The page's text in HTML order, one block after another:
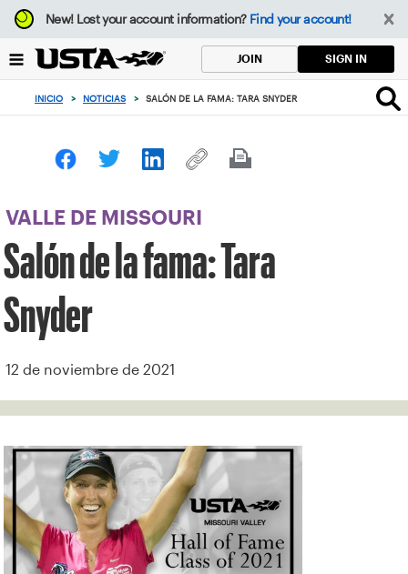
Enfoque
desde
botón
volver
principio
New!Lost your account information? Find your account!
JOIN SIGN IN
INICIO > NOTICIAS > SALÓN DE LA FAMA: TARA SNYDER
VALLE DE MISSOURI
Salón de la fama: Tara
Snyder
12 de noviembre de 2021